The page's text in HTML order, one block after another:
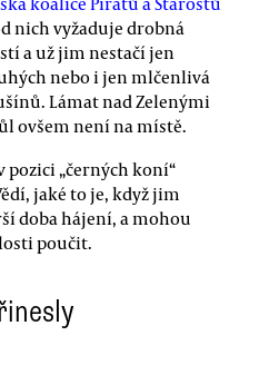
nich vyžaduje drobná
a už jim nestačí jen
nebo i jen mlčenlivá
Lámat nad Zelenými
ovšem není na místě.
pozici „černých koní“
jaké to je, když jim
doba hájení, a mohou
poučit.